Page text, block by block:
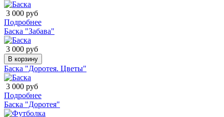
3 000 руб
Подробнее
Баска "Забава"
3 000 руб
В корзину
Баска "Доротея. Цветы"
3 000 руб
Подробнее
Баска "Доротея"